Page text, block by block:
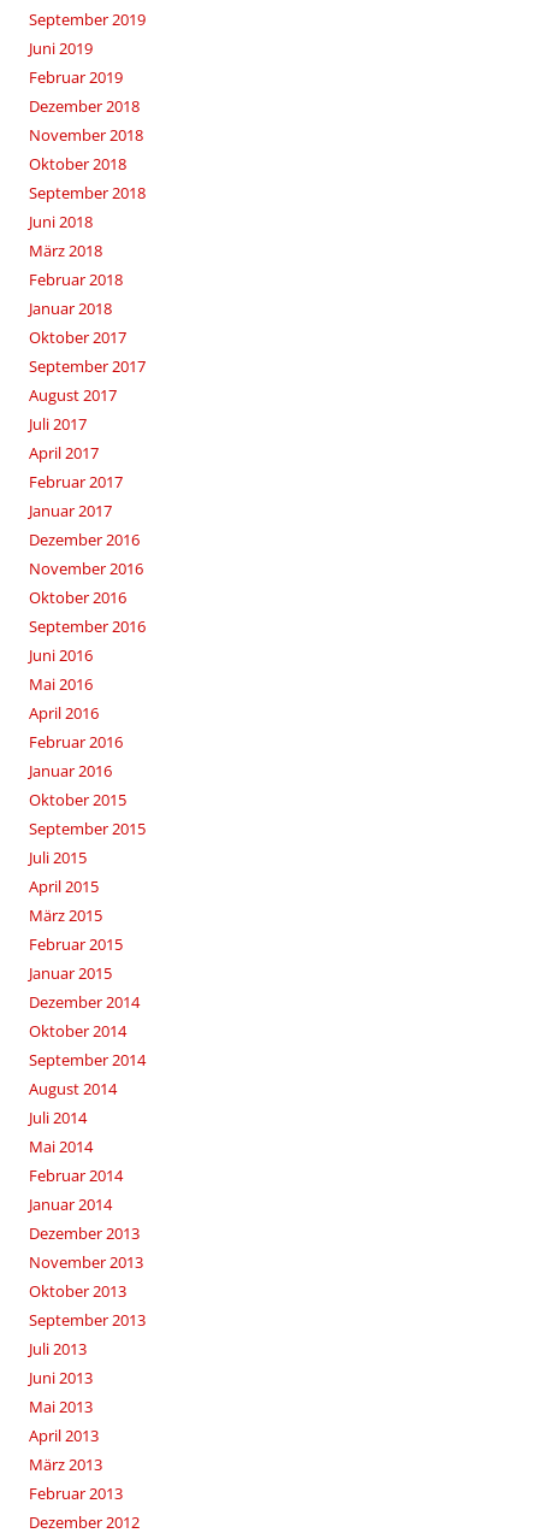
September 2019
Juni 2019
Februar 2019
Dezember 2018
November 2018
Oktober 2018
September 2018
Juni 2018
März 2018
Februar 2018
Januar 2018
Oktober 2017
September 2017
August 2017
Juli 2017
April 2017
Februar 2017
Januar 2017
Dezember 2016
November 2016
Oktober 2016
September 2016
Juni 2016
Mai 2016
April 2016
Februar 2016
Januar 2016
Oktober 2015
September 2015
Juli 2015
April 2015
März 2015
Februar 2015
Januar 2015
Dezember 2014
Oktober 2014
September 2014
August 2014
Juli 2014
Mai 2014
Februar 2014
Januar 2014
Dezember 2013
November 2013
Oktober 2013
September 2013
Juli 2013
Juni 2013
Mai 2013
April 2013
März 2013
Februar 2013
Dezember 2012